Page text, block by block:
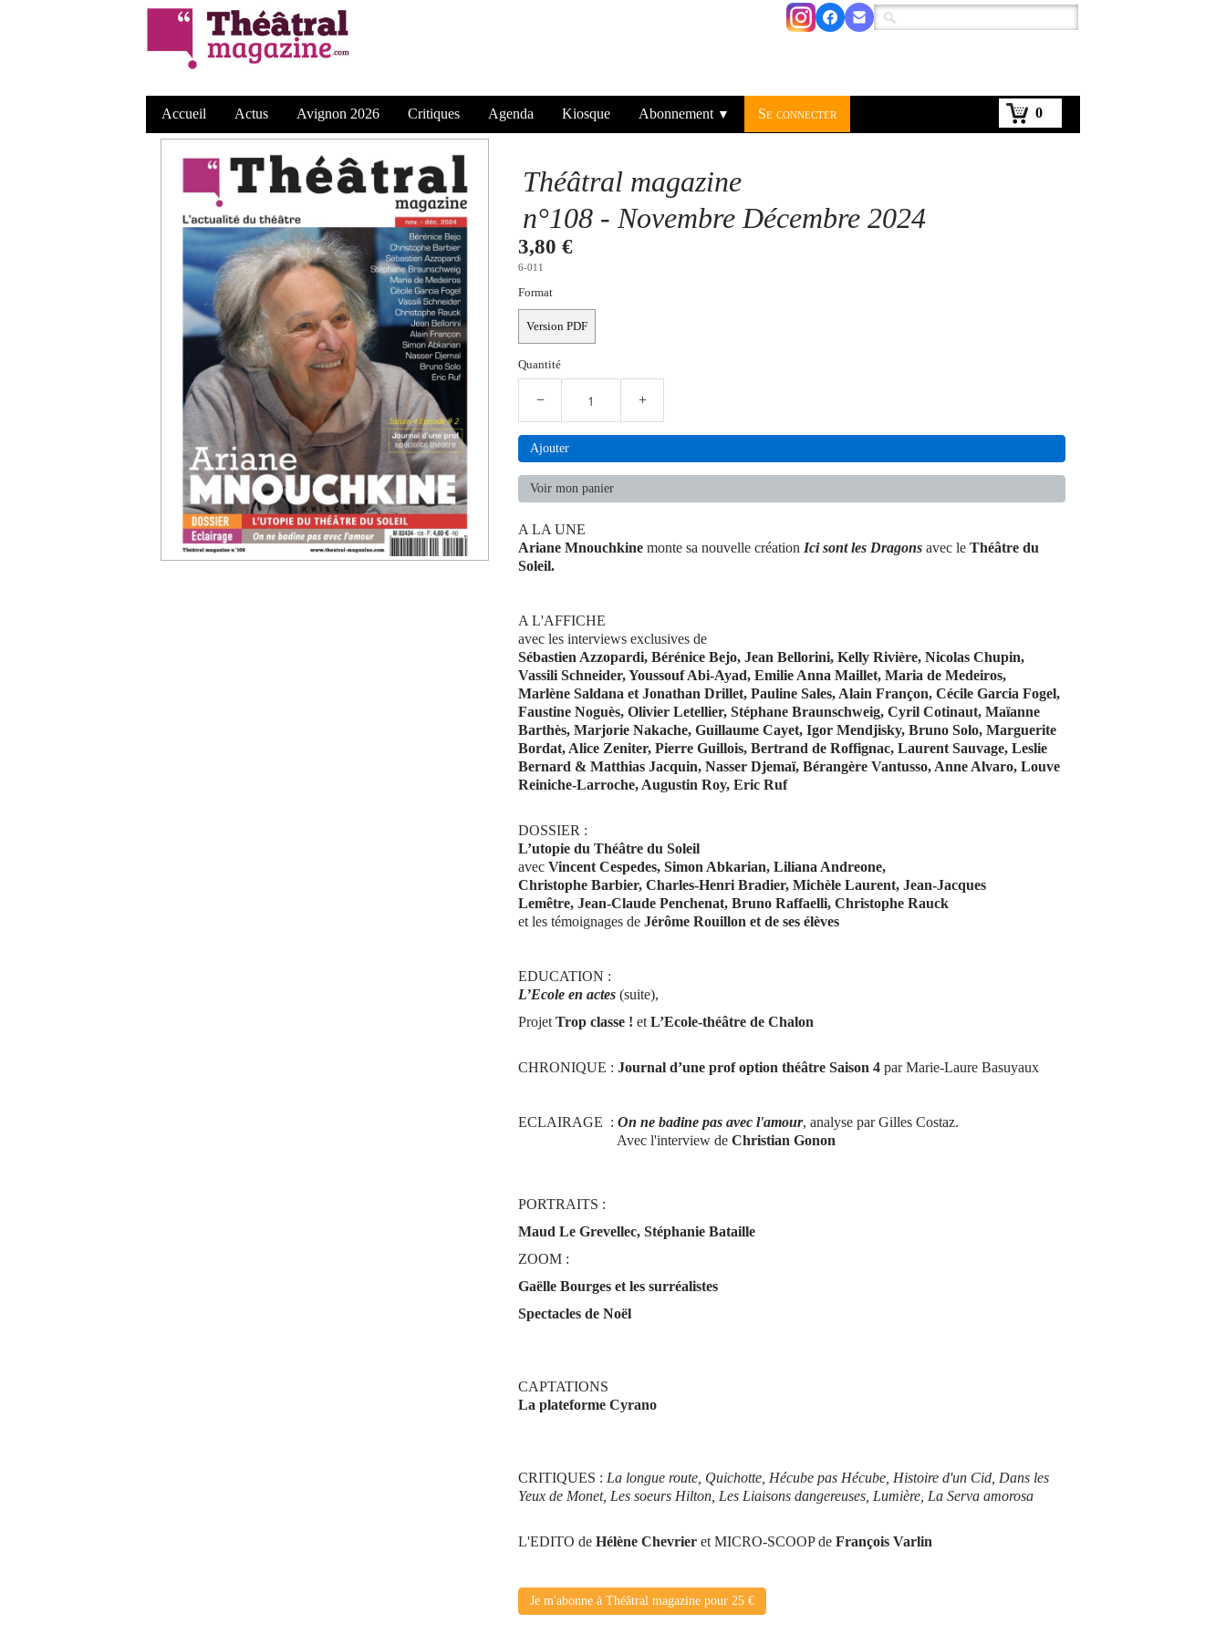
0
Accueil Actus Avignon 2026 Critiques Agenda Kiosque Abonnement ▼ Se connecter
Théâtral magazine
n°108 - Novembre Décembre 2024
3,80 €
6-011
Format
Version PDF
Quantité
− +
Ajouter
Voir mon panier
A LA UNE
Ariane Mnouchkine monte sa nouvelle création Ici sont les Dragons avec le Théâtre du
Soleil.
A L'AFFICHE
avec les interviews exclusives de
Sébastien Azzopardi, Bérénice Bejo, Jean Bellorini, Kelly Rivière, Nicolas Chupin,
Vassili Schneider, Youssouf Abi-Ayad, Emilie Anna Maillet, Maria de Medeiros,
Marlène Saldana et Jonathan Drillet, Pauline Sales, Alain Françon, Cécile Garcia Fogel,
Faustine Noguès, Olivier Letellier, Stéphane Braunschweig, Cyril Cotinaut, Maïanne
Barthès, Marjorie Nakache, Guillaume Cayet, Igor Mendjisky, Bruno Solo, Marguerite
Bordat, Alice Zeniter, Pierre Guillois, Bertrand de Roffignac, Laurent Sauvage, Leslie
Bernard & Matthias Jacquin, Nasser Djemaï, Bérangère Vantusso, Anne Alvaro, Louve
Reiniche-Larroche, Augustin Roy, Eric Ruf
DOSSIER :
L’utopie du Théâtre du Soleil
avec Vincent Cespedes, Simon Abkarian, Liliana Andreone,
Christophe Barbier, Charles-Henri Bradier, Michèle Laurent, Jean-Jacques
Lemêtre, Jean-Claude Penchenat, Bruno Raffaelli, Christophe Rauck
et les témoignages de Jérôme Rouillon et de ses élèves
EDUCATION :
L’Ecole en actes (suite),
Projet Trop classe ! et L’Ecole-théâtre de Chalon
CHRONIQUE : Journal d’une prof option théâtre Saison 4 par Marie-Laure Basuyaux
ECLAIRAGE : On ne badine pas avec l'amour, analyse par Gilles Costaz.
Avec l'interview de Christian Gonon
PORTRAITS :
Maud Le Grevellec, Stéphanie Bataille
ZOOM :
Gaëlle Bourges et les surréalistes
Spectacles de Noël
CAPTATIONS
La plateforme Cyrano
CRITIQUES : La longue route, Quichotte, Hécube pas Hécube, Histoire d'un Cid, Dans les
Yeux de Monet, Les soeurs Hilton, Les Liaisons dangereuses, Lumière, La Serva amorosa
L'EDITO de Hélène Chevrier et MICRO-SCOOP de François Varlin
Je m'abonne à Théâtral magazine pour 25 €